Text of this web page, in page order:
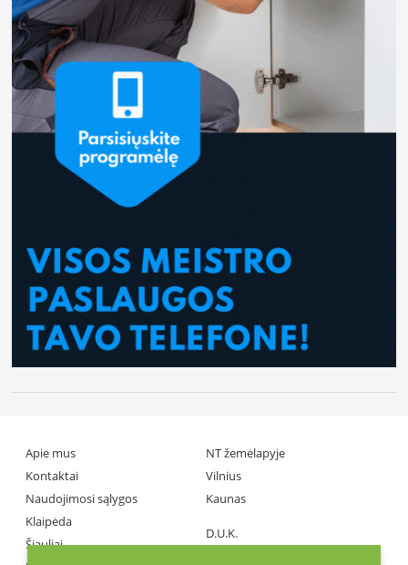
Apie mus
Kontaktai
Naudojimosi sąlygos
NT žemėlapyje
Vilnius
Kaunas
Klaipėda
Šiauliai
D.U.K.